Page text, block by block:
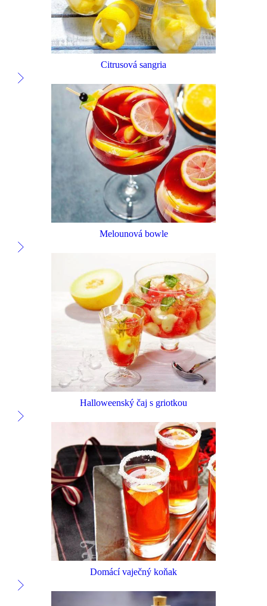
Citrusová sangria
Melounová bowle
Halloweenský čaj s griotkou
Domácí vaječný koňak